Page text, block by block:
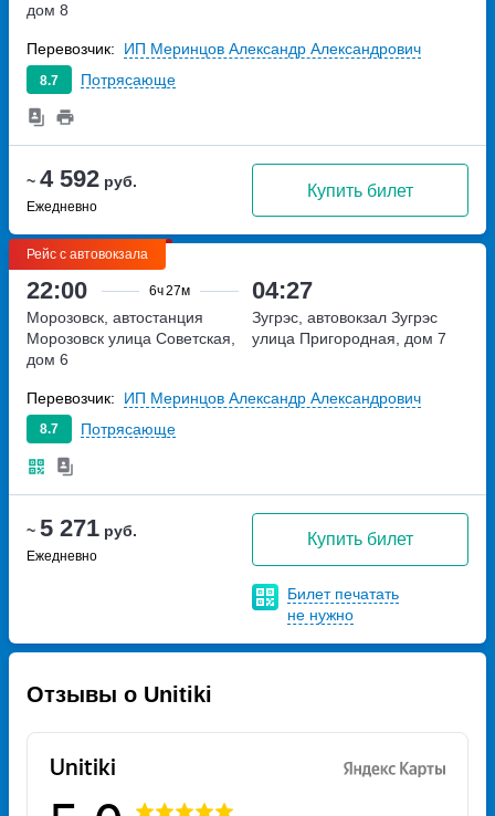
~ 4 592 руб.
Ежедневно
Купить билет
дом 8
8.7 Потрясающе
Перевозчик: ИП Меринцов Александр Александрович
Рейс с автовокзала
22:00 6ч27м 04:27
~ 5 271 руб.
Ежедневно
Купить билет
Билет печатать
не нужно
Морозовск, автостанция
Морозовск улица Советская,
дом 6
Зугрэс, автовокзал Зугрэс
улица Пригородная, дом 7
8.7 Потрясающе
Перевозчик: ИП Меринцов Александр Александрович
Отзывы о Unitiki